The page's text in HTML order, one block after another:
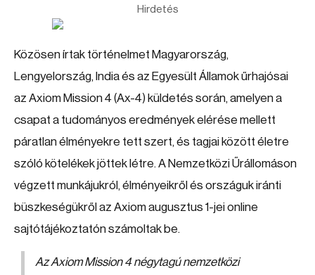
Hirdetés
Közösen írtak történelmet Magyarország,
Lengyelország, India és az Egyesült Államok űrhajósai
az Axiom Mission 4 (Ax-4) küldetés során, amelyen a
csapat a tudományos eredmények elérése mellett
páratlan élményekre tett szert, és tagjai között életre
szóló kötelékek jöttek létre. A Nemzetközi Űrállomáson
végzett munkájukról, élményeikről és országuk iránti
büszkeségükről az Axiom augusztus 1-jei online
sajtótájékoztatón számoltak be.
Az Axiom Mission 4 négytagú nemzetközi